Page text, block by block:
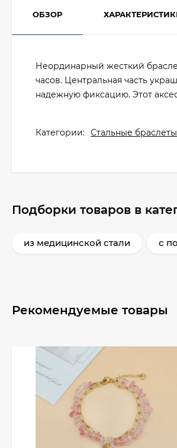
ОБЗОР
Неординарный жесткий
часов. Центральная часть
надежную фиксацию. Этот
Категории: Стальные браслеты
Подборки товаров в
из медицинской стали с
Рекомендуемые товары